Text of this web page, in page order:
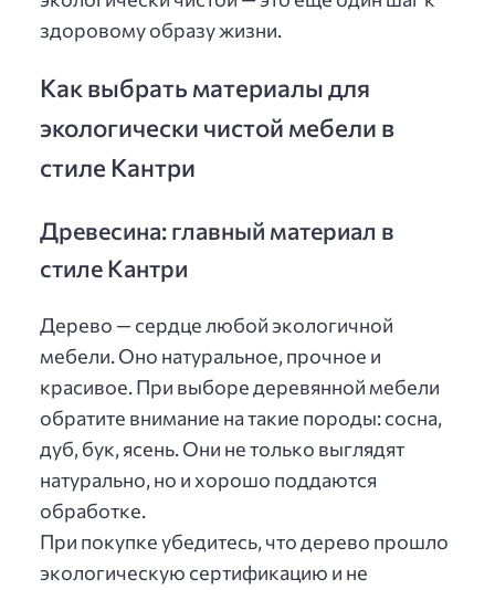
здоровому образу жизни.
Как выбрать материалы для
экологически чистой мебели в
стиле Кантри
Древесина: главный материал в
стиле Кантри
Дерево — сердце любой экологичной
мебели. Оно натуральное, прочное и
красивое. При выборе деревянной мебели
обратите внимание на такие породы: сосна,
дуб, бук, ясень. Они не только выглядят
натурально, но и хорошо поддаются
обработке.
При покупке убедитесь, что дерево прошло
экологическую сертификацию и не